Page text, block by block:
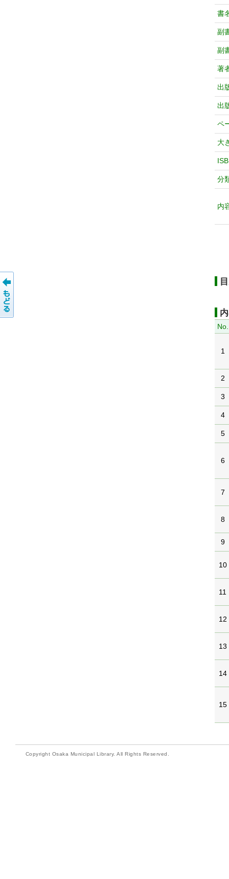
書
副
副
著
出
出
ペ
大
分
内
No.
1
2
3
4
5
6
7
8
9
10
11
12
13
14
15
Copyright Osaka Municipal Library. All Rights Reserved.